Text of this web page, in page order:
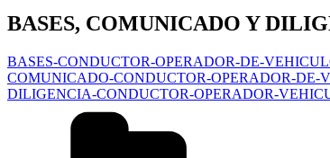
BASES, COMUNICADO Y
BASES-CONDUCTOR-OPERADOR-DE-
COMUNICADO-CONDUCTOR-OPERADOR-DE-
DILIGENCIA-CONDUCTOR-OPERADOR-